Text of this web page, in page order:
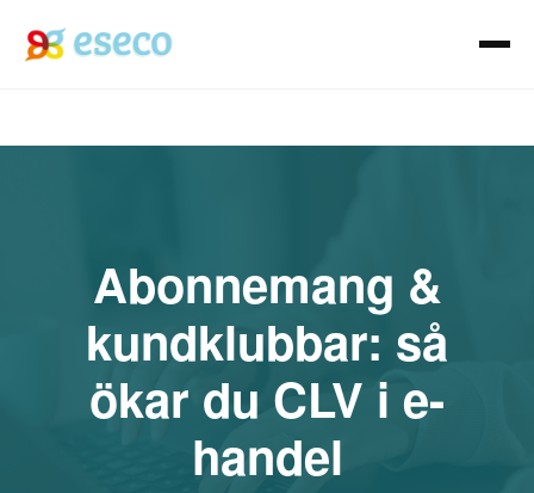
Abonnemang &
kundklubbar: så
ökar du CLV i e-
handel